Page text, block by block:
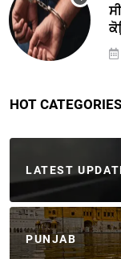
HOT CATEGORIES
LATEST
PUNJAB